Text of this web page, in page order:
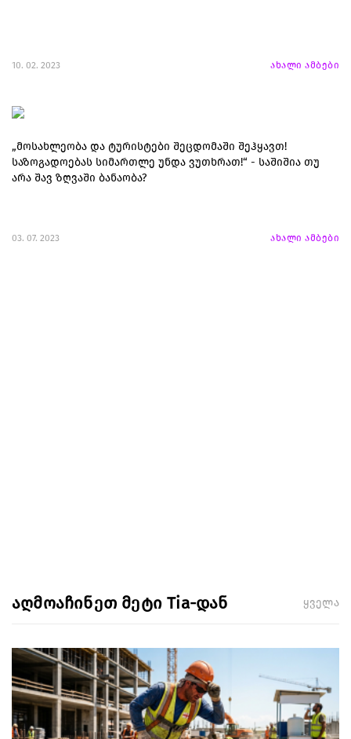
10. 02. 2023 ახალი ამბები
„მოსახლეობა და ტურისტები შეცდომაში შეჰყავთ!
საზოგადოებას სიმართლე უნდა ვუთხრათ!“ - საშიშია თუ
არა შავ ზღვაში ბანაობა?
03. 07. 2023 ახალი ამბები
აღმოაჩინეთ მეტი Tia-დან ყველა